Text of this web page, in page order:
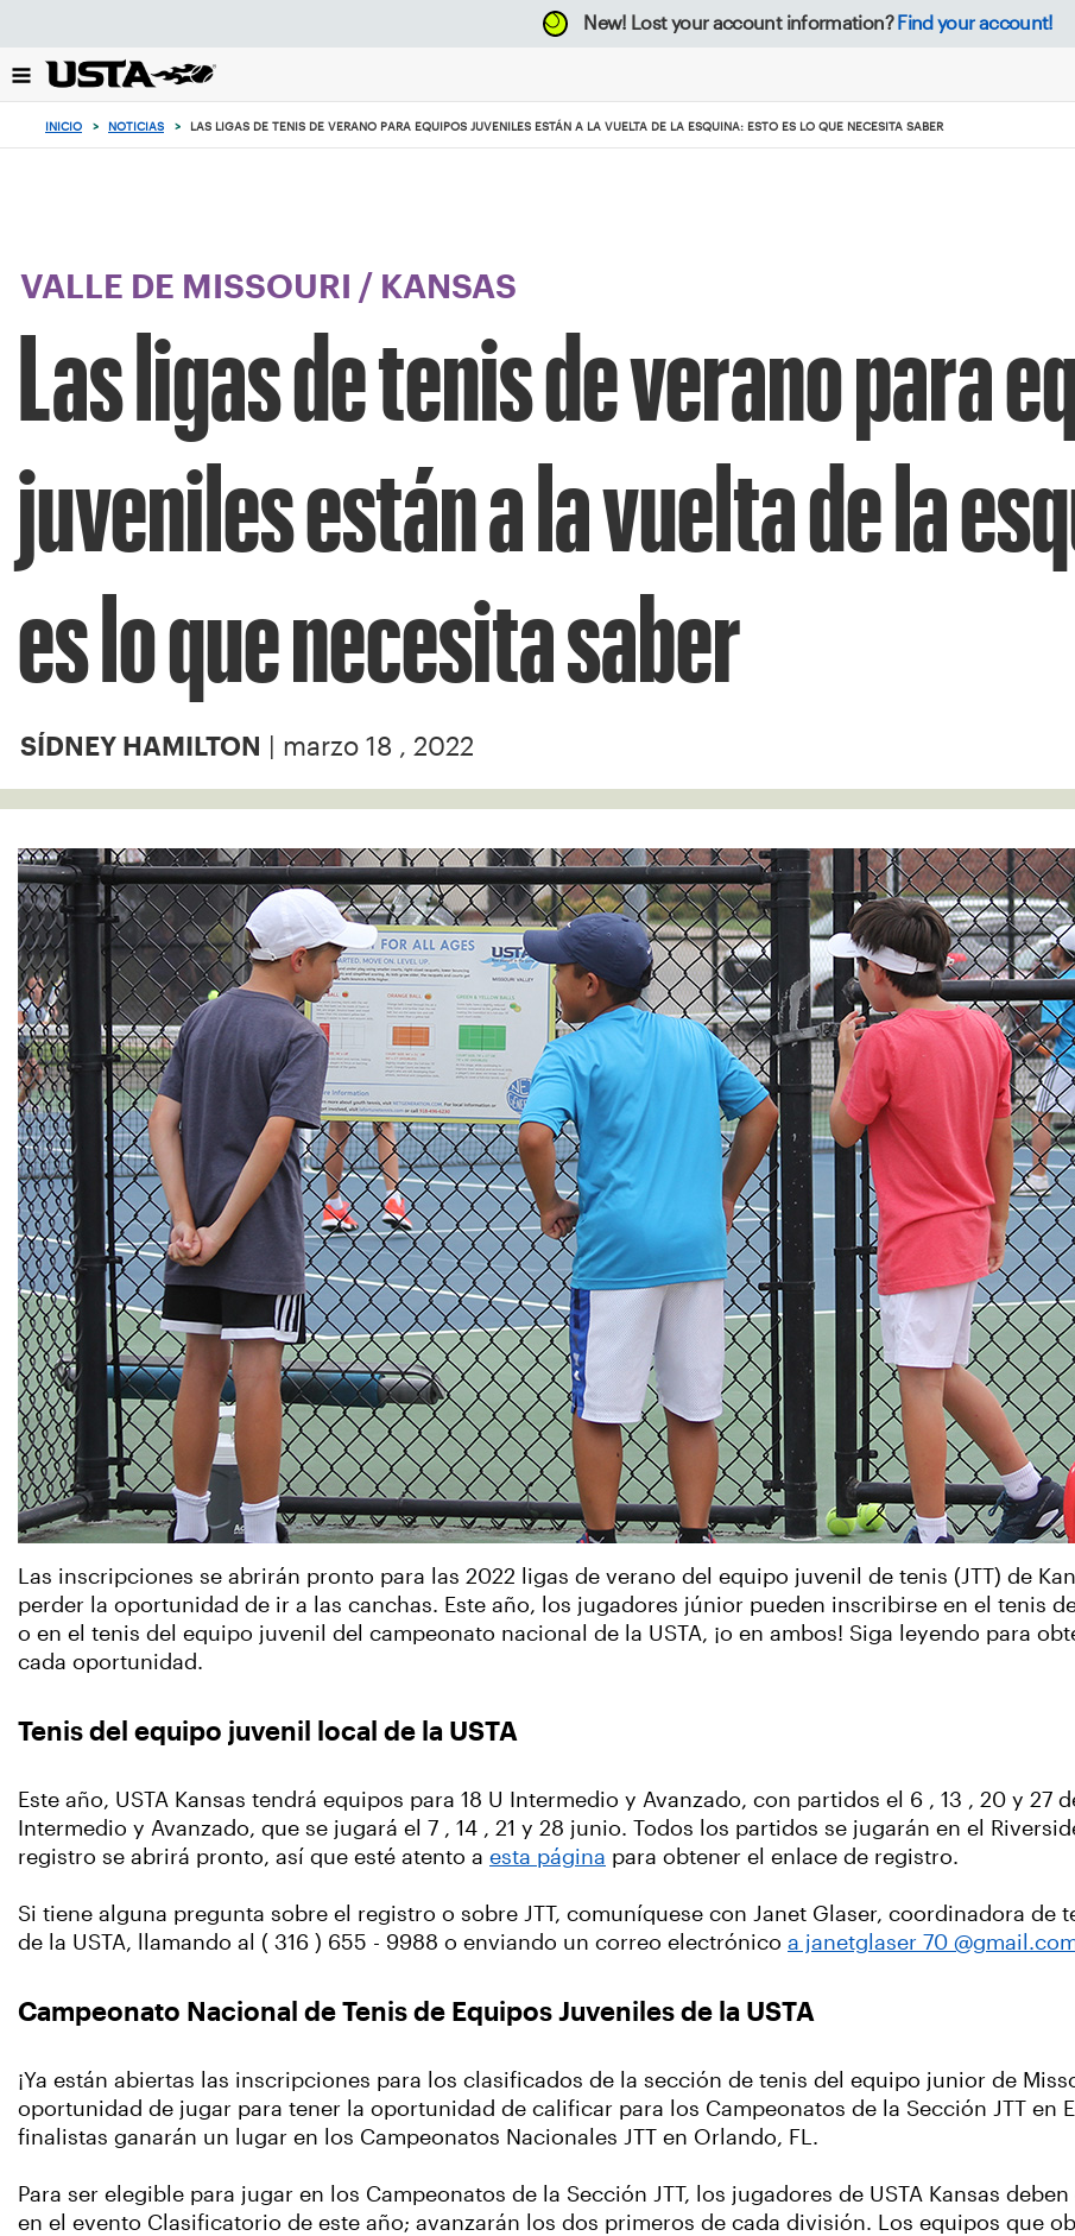
el
botón
New! Lost your account information? Find your account!
INICIO > NOTICIAS > LAS LIGAS DE TENIS DE VERANO PARA EQUIPOS JUVENILES ESTÁN A LA VUELTA DE LA ESQUINA: ESTO ES LO QUE NECESITA SABER
VALLE DE MISSOURI / KANSAS
Las ligas de tenis de verano para
juveniles están a la vuelta de la
es lo que necesita saber
SÍDNEY HAMILTON | marzo 18 , 2022
Las inscripciones se abrirán pronto para las 2022 ligas de verano del equipo juvenil de tenis (JTT) de
perder la oportunidad de ir a las canchas. Este año, los jugadores júnior pueden inscribirse en el tenis
o en el tenis del equipo juvenil del campeonato nacional de la USTA, ¡o en ambos! Siga leyendo para
cada oportunidad.
Tenis del equipo juvenil local de la USTA
Este año, USTA Kansas tendrá equipos para 18 U Intermedio y Avanzado, con partidos el 6 , 13 , 20 y 27
Intermedio y Avanzado, que se jugará el 7 , 14 , 21 y 28 junio. Todos los partidos se jugarán en el
registro se abrirá pronto, así que esté atento a esta página para obtener el enlace de registro.
Si tiene alguna pregunta sobre el registro o sobre JTT, comuníquese con Janet Glaser, coordinadora de
de la USTA, llamando al ( 316 ) 655 - 9988 o enviando un correo electrónico a janetglaser 70
Campeonato Nacional de Tenis de Equipos Juveniles de la USTA
¡Ya están abiertas las inscripciones para los clasificados de la sección de tenis del equipo junior de
oportunidad de jugar para tener la oportunidad de calificar para los Campeonatos de la Sección JTT en
finalistas ganarán un lugar en los Campeonatos Nacionales JTT en Orlando, FL.
Para ser elegible para jugar en los Campeonatos de la Sección JTT, los jugadores de USTA Kansas
en el evento Clasificatorio de este año; avanzarán los dos primeros de cada división. Los equipos que